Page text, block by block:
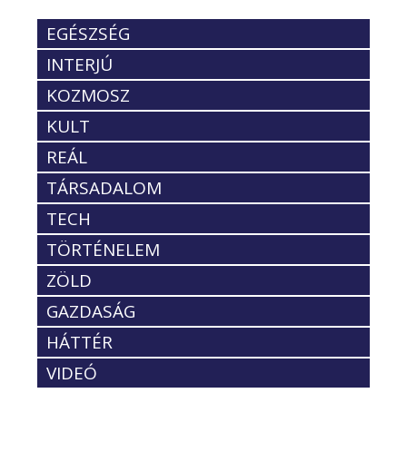
EGÉSZSÉG
INTERJÚ
KOZMOSZ
KULT
REÁL
TÁRSADALOM
TECH
TÖRTÉNELEM
ZÖLD
GAZDASÁG
HÁTTÉR
VIDEÓ